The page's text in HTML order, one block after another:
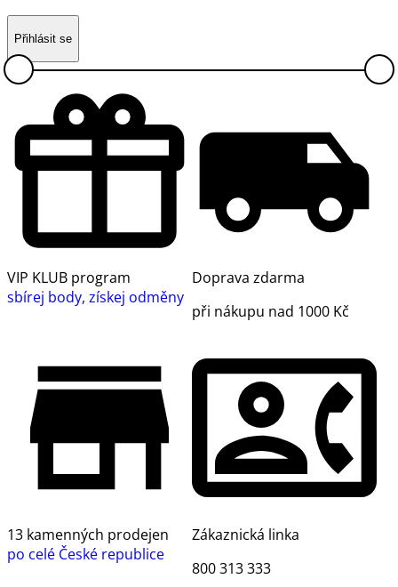
Přihlásit se
VIP KLUB program
sbírej body, získej odměny
Doprava zdarma
při nákupu nad 1000 Kč
13 kamenných prodejen
po celé České republice
Zákaznická linka
800 313 333